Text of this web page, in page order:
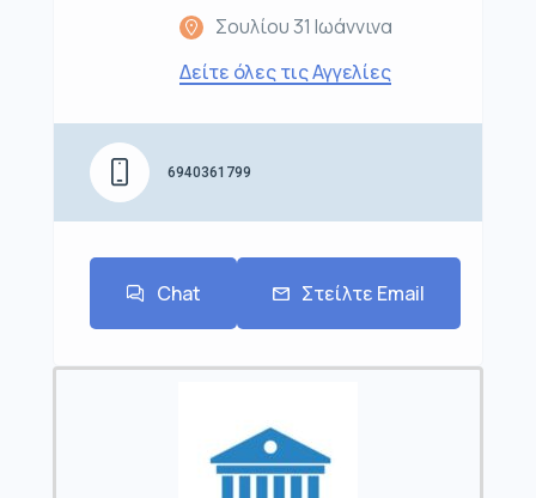
Σουλίου 31 Ιωάννινα
Δείτε όλες τις Αγγελίες
6940361799
Chat Στείλτε Email